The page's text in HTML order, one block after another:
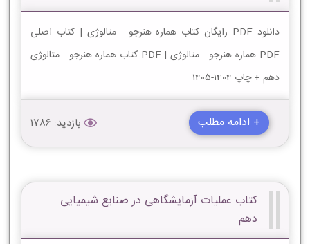
دانلود PDF رایگان کتاب هماره هنرجو - متالوژی | کتاب اصلی
PDF هماره هنرجو - متالوژی | PDF کتاب هماره هنرجو - متالوژی
دهم + چاپ 1404-1405
+ ادامه مطلب بازدید: 1786
کتاب عملیات آزمایشگاهی در صنایع شیمیایی
دهم